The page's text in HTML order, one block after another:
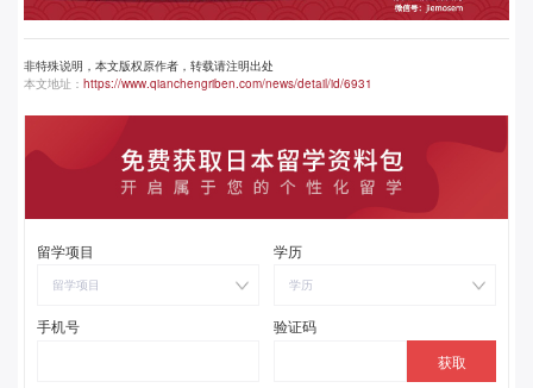
非特殊说明，本文版权原作者，转载请注明出处
本文地址： https://www.qianchengriben.com/news/detail/id/6931
留学项目
留学项目
学历
学历
手机号 验证码